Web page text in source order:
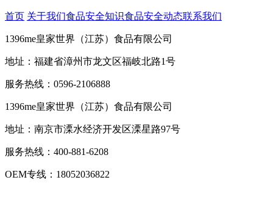
首页 关于我们食品安全知识食品安全动态联系我们
1396me皇家世界（江苏）食品有限公司
地址：福建省漳州市龙文区福岐北路1号
服务热线：0596-2106888
1396me皇家世界（江苏）食品有限公司
地址：南京市溧水经济开发区溧星路97号
服务热线：400-881-6208
OEM专线：18052036822